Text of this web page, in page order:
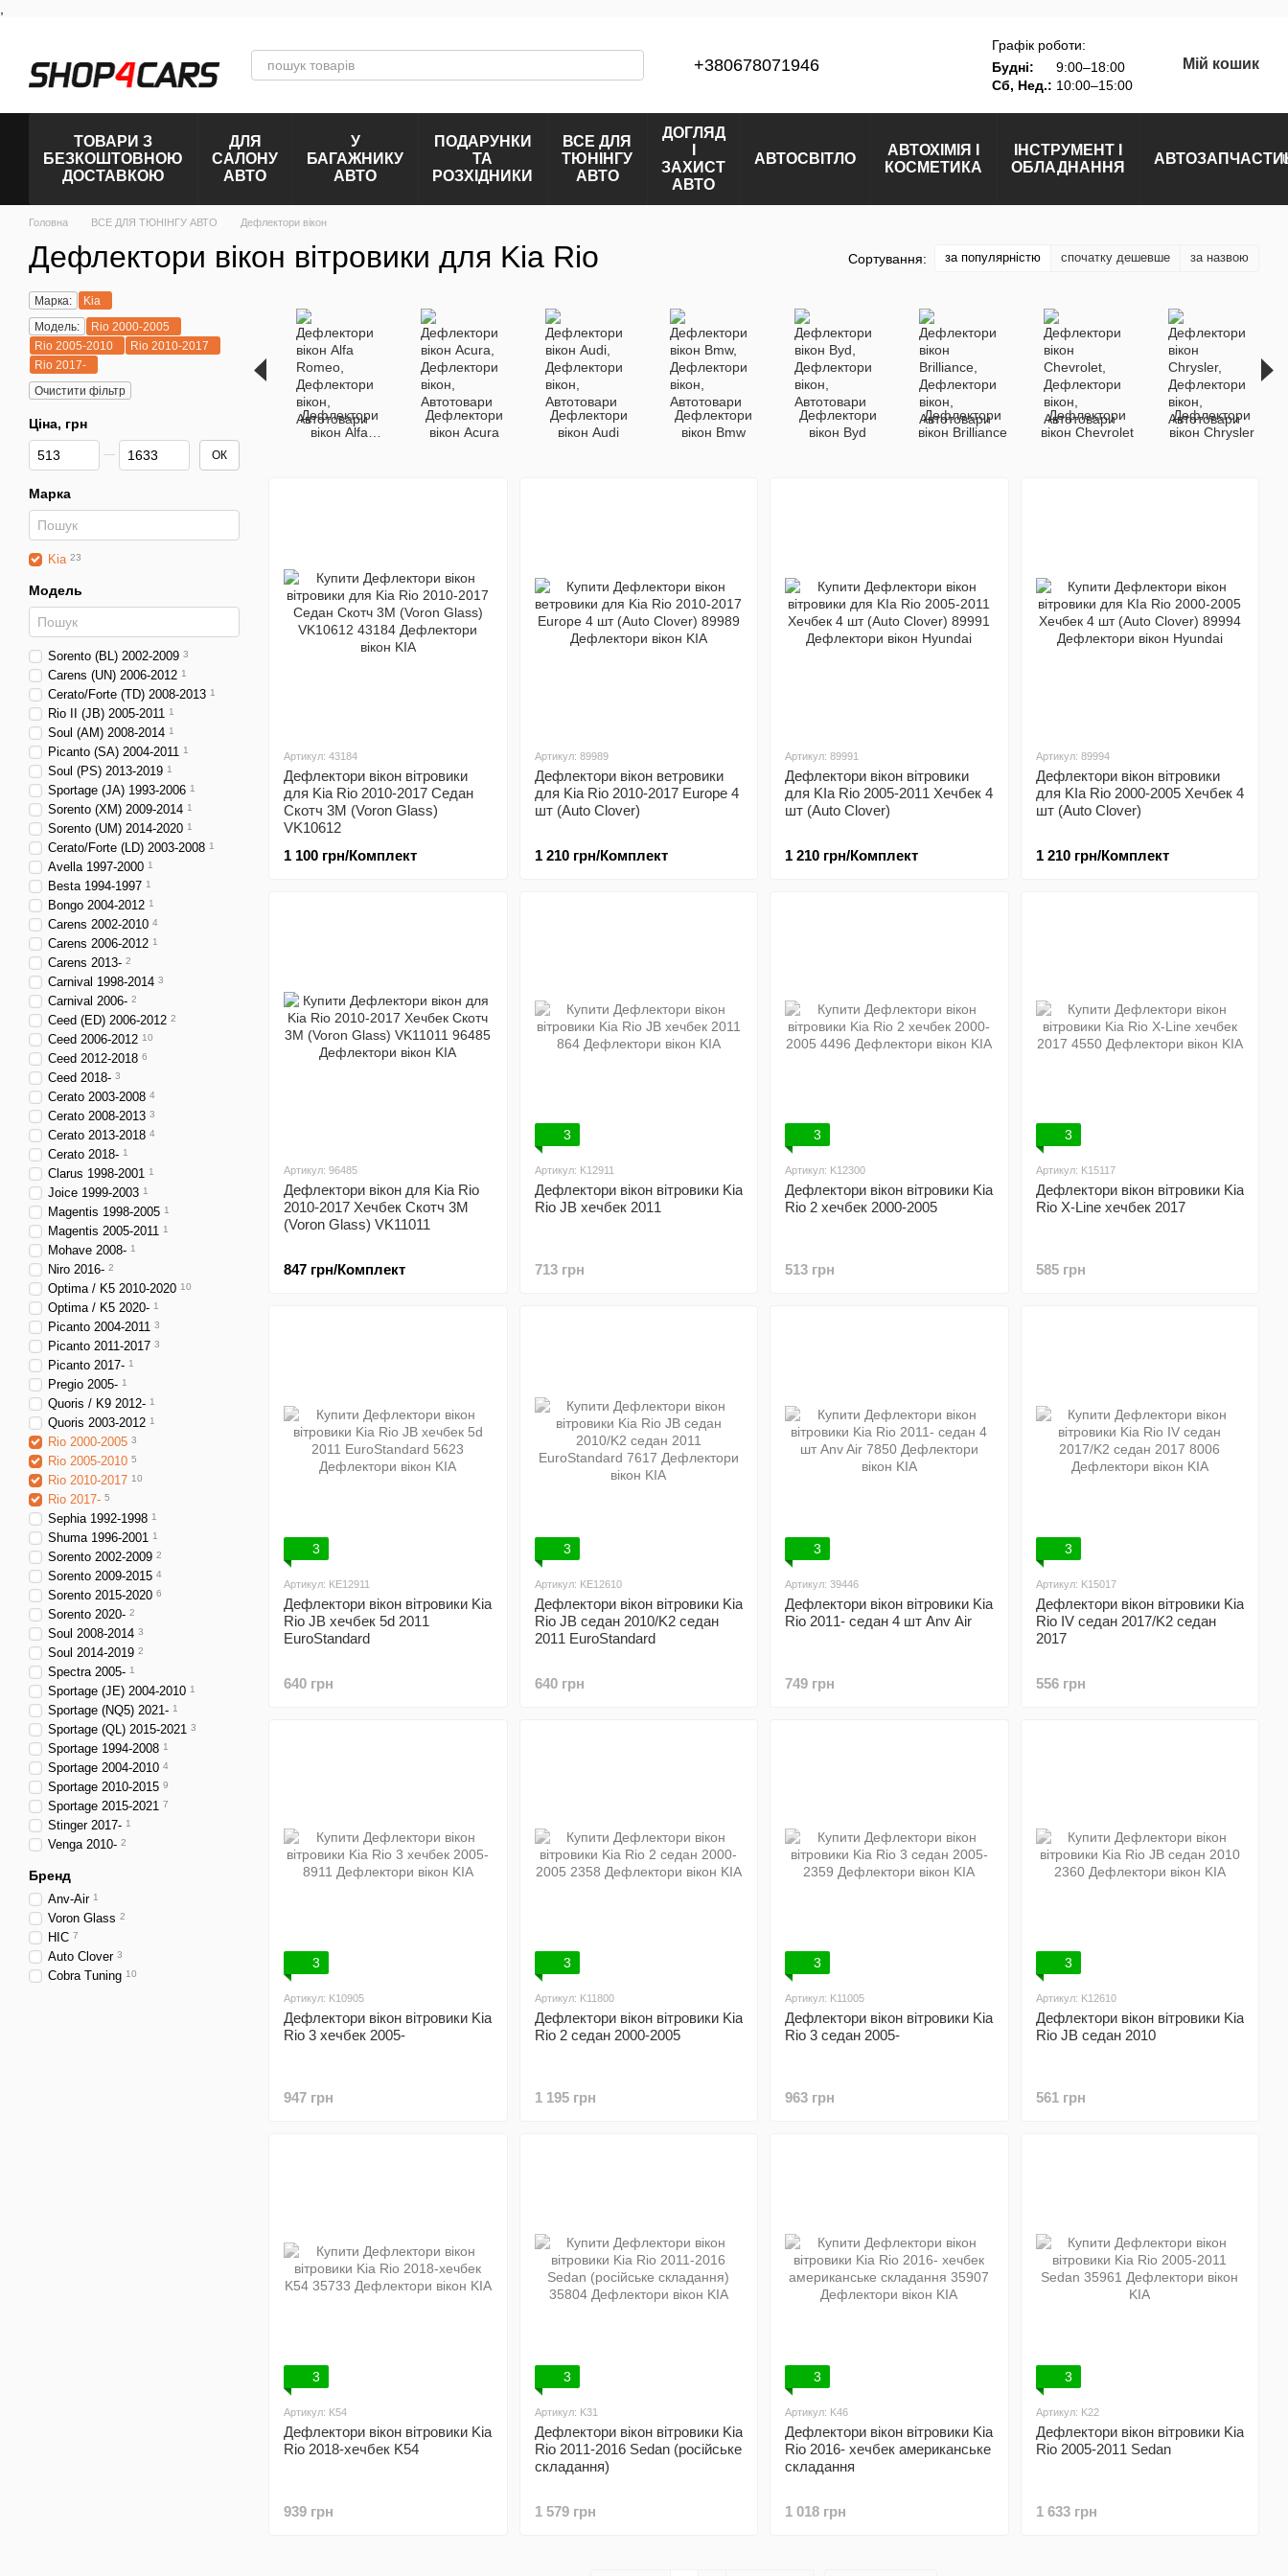
+380678071946
Графік роботи:
Будні:
9:00–18:00
Сб, Нед.: 10:00–15:00
Мій кошик
ТОВАРИ З
БЕЗКОШТОВНОЮ
ДОСТАВКОЮ
ДЛЯ
САЛОНУ
АВТО
У
БАГАЖНИКУ
АВТО
ПОДАРУНКИ
ТА
РОЗХІДНИКИ
ВСЕ ДЛЯ
ТЮНІНГУ
АВТО
ДОГЛЯД
ЗАХИСТ
АВТО
АВТОСВІТЛО
АВТОХІМІЯ І
КОСМЕТИКА
ІНСТРУМЕНТ І
ОБЛАДНАННЯ
Головна ВСЕ ДЛЯ ТЮНІНГУ АВТО Дефлектори вікон
Дефлектори вікон вітровики для Kia Rio Сортування: за популярністю спочатку дешевше за назвою
Дефлектори
вікон Alfa
Дефлектори
вікон Acura
Дефлектори
вікон Audi
Дефлектори
вікон Bmw
Дефлектори
вікон Byd
Дефлектори
вікон Brilliance
Дефлектори
вікон Chevrolet
Дефлектори
вікон Chrysler
Артикул: 43184
Дефлектори вікон вітровики
для Kia Rio 2010-2017 Седан
Скотч 3М (Voron Glass)
VK10612
1 100 грн/Комплект
Артикул: 89989
Дефлектори вікон ветровики
для Kia Rio 2010-2017 Europe 4
шт (Auto Clover)
1 210 грн/Комплект
Артикул: 89991
Дефлектори вікон вітровики
для KIa Rio 2005-2011 Хечбек 4
шт (Auto Clover)
1 210 грн/Комплект
Артикул: 89994
Дефлектори вікон вітровики
для KIa Rio 2000-2005 Хечбек 4
шт (Auto Clover)
1 210 грн/Комплект
Артикул: 96485
Дефлектори вікон для Kia Rio
2010-2017 Хечбек Скотч 3М
(Voron Glass) VK11011
847 грн/Комплект
3
Артикул: K12911
Дефлектори вікон вітровики Kia
Rio JB хечбек 2011
713 грн
3
Артикул: K12300
Дефлектори вікон вітровики Kia
Rio 2 хечбек 2000-2005
513 грн
3
Артикул: K15117
Дефлектори вікон вітровики Kia
Rio X-Line хечбек 2017
585 грн
3
Артикул: KE12911
Дефлектори вікон вітровики Kia
Rio JB хечбек 5d 2011
EuroStandard
640 грн
3
Артикул: KE12610
Дефлектори вікон вітровики Kia
Rio JB седан 2010/K2 седан
2011 EuroStandard
640 грн
3
Артикул: 39446
Дефлектори вікон вітровики Kia
Rio 2011- седан 4 шт Anv Air
749 грн
3
Артикул: K15017
Дефлектори вікон вітровики Kia
Rio IV седан 2017/K2 седан
2017
556 грн
3
Артикул: K10905
Дефлектори вікон вітровики Kia
Rio 3 хечбек 2005-
947 грн
3
Артикул: K11800
Дефлектори вікон вітровики Kia
Rio 2 седан 2000-2005
1 195 грн
3
Артикул: K11005
Дефлектори вікон вітровики Kia
Rio 3 седан 2005-
963 грн
3
Артикул: K12610
Дефлектори вікон вітровики Kia
Rio JB седан 2010
561 грн
3
Артикул: K54
Дефлектори вікон вітровики Kia
Rio 2018-хечбек K54
939 грн
3
Артикул: K31
Дефлектори вікон вітровики Kia
Rio 2011-2016 Sedan (російське
складання)
1 579 грн
3
Артикул: K46
Дефлектори вікон вітровики Kia
Rio 2016- хечбек американське
складання
1 018 грн
3
Артикул: K22
Дефлектори вікон вітровики Kia
Rio 2005-2011 Sedan
1 633 грн
Марка:
Kia
Модель:
Rio 2000-2005
Rio 2005-2010
Rio 2010-2017
Rio 2017-
Очистити фільтр
Ціна, грн
Від Ціна, грн
До Ціна, грн ОК
Марка
Kia 23
Модель
Sorento (BL) 2002-2009 3
Carens (UN) 2006-2012 1
Cerato/Forte (TD) 2008-2013 1
Rio II (JB) 2005-2011 1
Soul (AM) 2008-2014 1
Picanto (SA) 2004-2011 1
Soul (PS) 2013-2019 1
Sportage (JA) 1993-2006 1
Sorento (XM) 2009-2014 1
Sorento (UM) 2014-2020 1
Cerato/Forte (LD) 2003-2008 1
Avella 1997-2000 1
Besta 1994-1997 1
Bongo 2004-2012 1
Carens 2002-2010 4
Carens 2006-2012 1
Carens 2013- 2
Carnival 1998-2014 3
Carnival 2006- 2
Ceed (ED) 2006-2012 2
Ceed 2006-2012 10
Ceed 2012-2018 6
Ceed 2018- 3
Cerato 2003-2008 4
Cerato 2008-2013 3
Cerato 2013-2018 4
Cerato 2018- 1
Clarus 1998-2001 1
Joice 1999-2003 1
Magentis 1998-2005 1
Magentis 2005-2011 1
Mohave 2008- 1
Niro 2016- 2
Optima / K5 2010-2020 10
Optima / K5 2020- 1
Picanto 2004-2011 3
Picanto 2011-2017 3
Picanto 2017- 1
Pregio 2005- 1
Quoris / K9 2012- 1
Quoris 2003-2012 1
Rio 2000-2005 3
Rio 2005-2010 5
Rio 2010-2017 10
Rio 2017- 5
Sephia 1992-1998 1
Shuma 1996-2001 1
Sorento 2002-2009 2
Sorento 2009-2015 4
Sorento 2015-2020 6
Sorento 2020- 2
Soul 2008-2014 3
Soul 2014-2019 2
Spectra 2005- 1
Sportage (JE) 2004-2010 1
Sportage (NQ5) 2021- 1
Sportage (QL) 2015-2021 3
Sportage 1994-2008 1
Sportage 2004-2010 4
Sportage 2010-2015 9
Sportage 2015-2021 7
Stinger 2017- 1
Venga 2010- 2
Бренд
Anv-Air 1
Voron Glass 2
HIC 7
Auto Clover 3
Cobra Tuning 10